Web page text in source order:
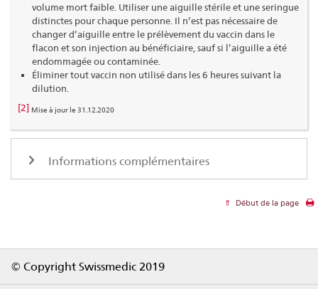
volume mort faible. Utiliser une aiguille stérile et une seringue
distinctes pour chaque personne. Il n’est pas nécessaire de
changer d’aiguille entre le prélèvement du vaccin dans le
flacon et son injection au bénéficiaire, sauf si l’aiguille a été
endommagée ou contaminée.
Éliminer tout vaccin non utilisé dans les 6 heures suivant la
dilution.
[2] Mise à jour le 31.12.2020
Informations complémentaires
Début de la page
© Copyright Swissmedic 2019